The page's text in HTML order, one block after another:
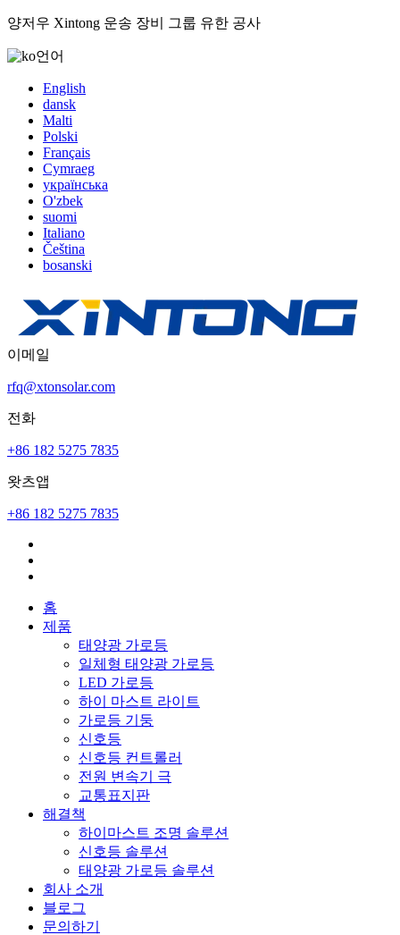
양저우 Xintong 운송 장비 그룹 유한 공사
언어
English
dansk
Malti
Polski
Français
Cymraeg
українська
O'zbek
suomi
Italiano
Čeština
bosanski
이메일
rfq@xtonsolar.com
전화
+86 182 5275 7835
왓츠앱
+86 182 5275 7835
홈
제품
태양광 가로등
일체형 태양광 가로등
LED 가로등
하이 마스트 라이트
가로등 기둥
신호등
신호등 컨트롤러
전원 변속기 극
교통표지판
해결책
하이마스트 조명 솔루션
신호등 솔루션
태양광 가로등 솔루션
회사 소개
블로그
문의하기